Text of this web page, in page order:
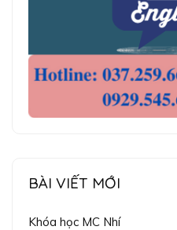
BÀI VIẾT MỚI
Khóa học MC Nhí